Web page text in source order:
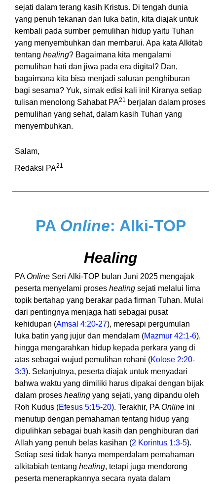
sejati dalam terang kasih Kristus. Di tengah dunia
yang penuh tekanan dan luka batin, kita diajak untuk
kembali pada sumber pemulihan hidup yaitu Tuhan
yang menyembuhkan dan membarui. Apa kata Alkitab
tentang healing? Bagaimana kita mengalami
pemulihan hati dan jiwa pada era digital? Dan,
bagaimana kita bisa menjadi saluran penghiburan
bagi sesama? Yuk, simak edisi kali ini! Kiranya setiap
tulisan menolong Sahabat PA21 berjalan dalam proses
pemulihan yang sehat, dalam kasih Tuhan yang
menyembuhkan.
Salam,
Redaksi PA21
PA Online: Alki-TOP
Healing
PAOnline Seri Alki-TOP bulan Juni 2025 mengajak
peserta menyelami proses healing sejati melalui lima
topik bertahap yang berakar pada firman Tuhan. Mulai
dari pentingnya menjaga hati sebagai pusat
kehidupan (Amsal 4:20-27), meresapi pergumulan
luka batin yang jujur dan mendalam (Mazmur 42:1-6),
hingga mengarahkan hidup kepada perkara yang di
atas sebagai wujud pemulihan rohani (Kolose 2:20-
3:3). Selanjutnya, peserta diajak untuk menyadari
bahwa waktu yang dimiliki harus dipakai dengan bijak
dalam proses healing yang sejati, yang dipandu oleh
Roh Kudus (Efesus 5:15-20). Terakhir, PAOnline ini
menutup dengan pemahaman tentang hidup yang
dipulihkan sebagai buah kasih dan penghiburan dari
Allah yang penuh belas kasihan (2 Korintus 1:3-5).
Setiap sesi tidak hanya memperdalam pemahaman
alkitabiah tentang healing, tetapi juga mendorong
peserta menerapkannya secara nyata dalam